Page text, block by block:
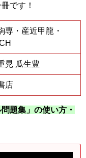
です！
専・産近甲龍・
晃 瓜生豊
店
題集」の使い方・